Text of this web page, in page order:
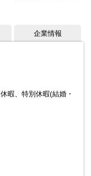
企業情報
暇、特別休暇(結婚・